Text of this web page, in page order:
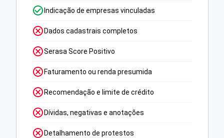
Indicação de empresas vinculadas
Dados cadastrais completos
Serasa Score Positivo
Faturamento ou renda presumida
Recomendação e limite de crédito
Dívidas, negativas e anotações
Detalhamento de protestos